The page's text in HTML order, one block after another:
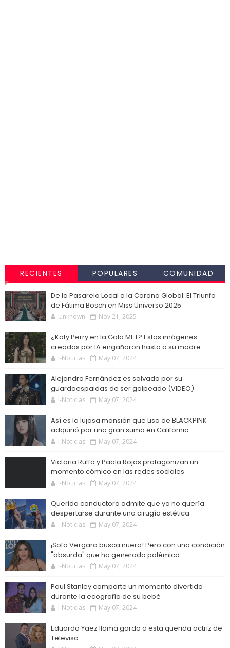
RECIENTES POPULARES COMUNIDAD
De la Pasarela Local a la Corona Global: El Triunfo
de Fátima Bosch en Miss Universo 2025
Unknown Nov 21, 2025
¿Katy Perry en la Gala MET? Estas imágenes
creadas por IA engañaron hasta a su madre
I-Noticias May 07, 2024
Alejandro Fernández es salvado por su
guardaespaldas de ser golpeado (VIDEO)
I-Noticias May 07, 2024
Así es la lujosa mansión que Lisa de BLACKPINK
adquirió por una gran suma en California
I-Noticias May 07, 2024
Victoria Ruffo y Paola Rojas protagonizan un
momento cómico en las redes sociales
I-Noticias May 07, 2024
Querida conductora admite que ya no quería
despertarse durante una cirugía estética
I-Noticias May 07, 2024
¡Sofá Vergara busca nuera! Pero con una condición
"absurda" que ha generado polémica
I-Noticias May 07, 2024
Paul Stanley comparte un momento divertido
durante la ecografía de su bebé
I-Noticias May 07, 2024
Eduardo Yaez llama gorda a esta querida actriz de
Televisa